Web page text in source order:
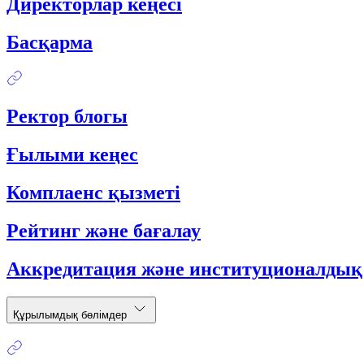
Директорлар кеңесі
Басқарма
Ректор блогы
Ғылыми кеңес
Комплаенс қызметі
Рейтинг және бағалау
Аккредитация және институционалдық
Құрылымдық бөлімдер